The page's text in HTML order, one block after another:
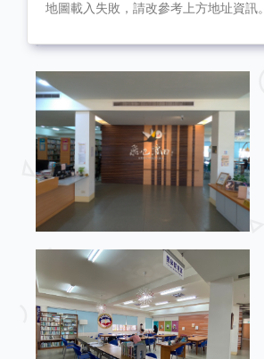
地圖載入失敗，請改參考上方地址資訊。